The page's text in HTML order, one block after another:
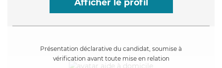
Afficher le profil
Présentation déclarative du candidat, soumise à
vérification avant toute mise en relation